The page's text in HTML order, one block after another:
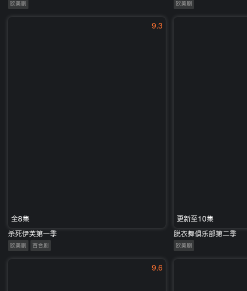
欧美剧 欧美剧
9.3
全8集
杀死伊芙第一季
欧美剧 百合剧
更新至10集
脱衣舞俱乐部第二季
欧美剧
9.6